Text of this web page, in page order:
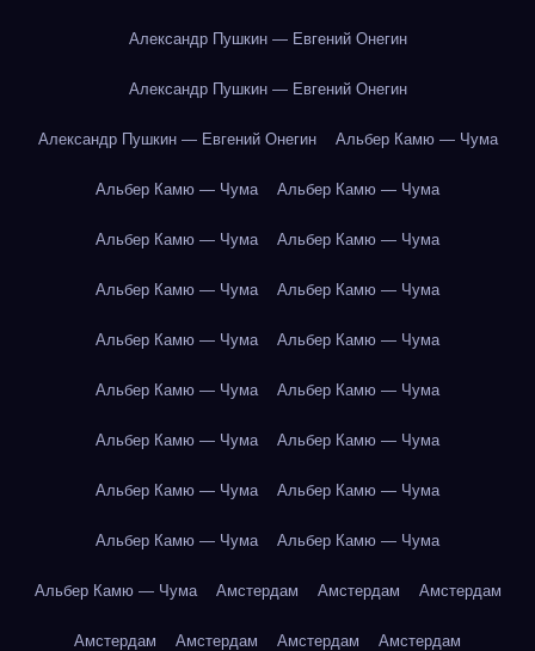
Александр Пушкин — Евгений Онегин
Александр Пушкин — Евгений Онегин
Александр Пушкин — Евгений Онегин Альбер Камю — Чума
Альбер Камю — Чума Альбер Камю — Чума
Альбер Камю — Чума Альбер Камю — Чума
Альбер Камю — Чума Альбер Камю — Чума
Альбер Камю — Чума Альбер Камю — Чума
Альбер Камю — Чума Альбер Камю — Чума
Альбер Камю — Чума Альбер Камю — Чума
Альбер Камю — Чума Альбер Камю — Чума
Альбер Камю — Чума Альбер Камю — Чума
Альбер Камю — Чума Амстердам Амстердам Амстердам
Амстердам Амстердам Амстердам Амстердам